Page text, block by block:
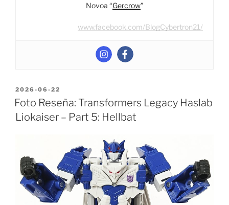
Novoa “Gercrow”
www.facebook.com/BlogCybertron21/
POSTED
ON
2026-06-22
Foto Reseña: Transformers Legacy Haslab
Liokaiser – Part 5: Hellbat